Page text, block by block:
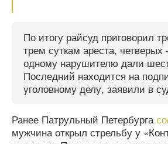
По итогу райсуд приговорил
трем суткам ареста, четверых
одному нарушителю дали
Последний находится на
уголовному делу, заявили в
Ранее Патрульный Петербурга
мужчина открыл стрельбу у